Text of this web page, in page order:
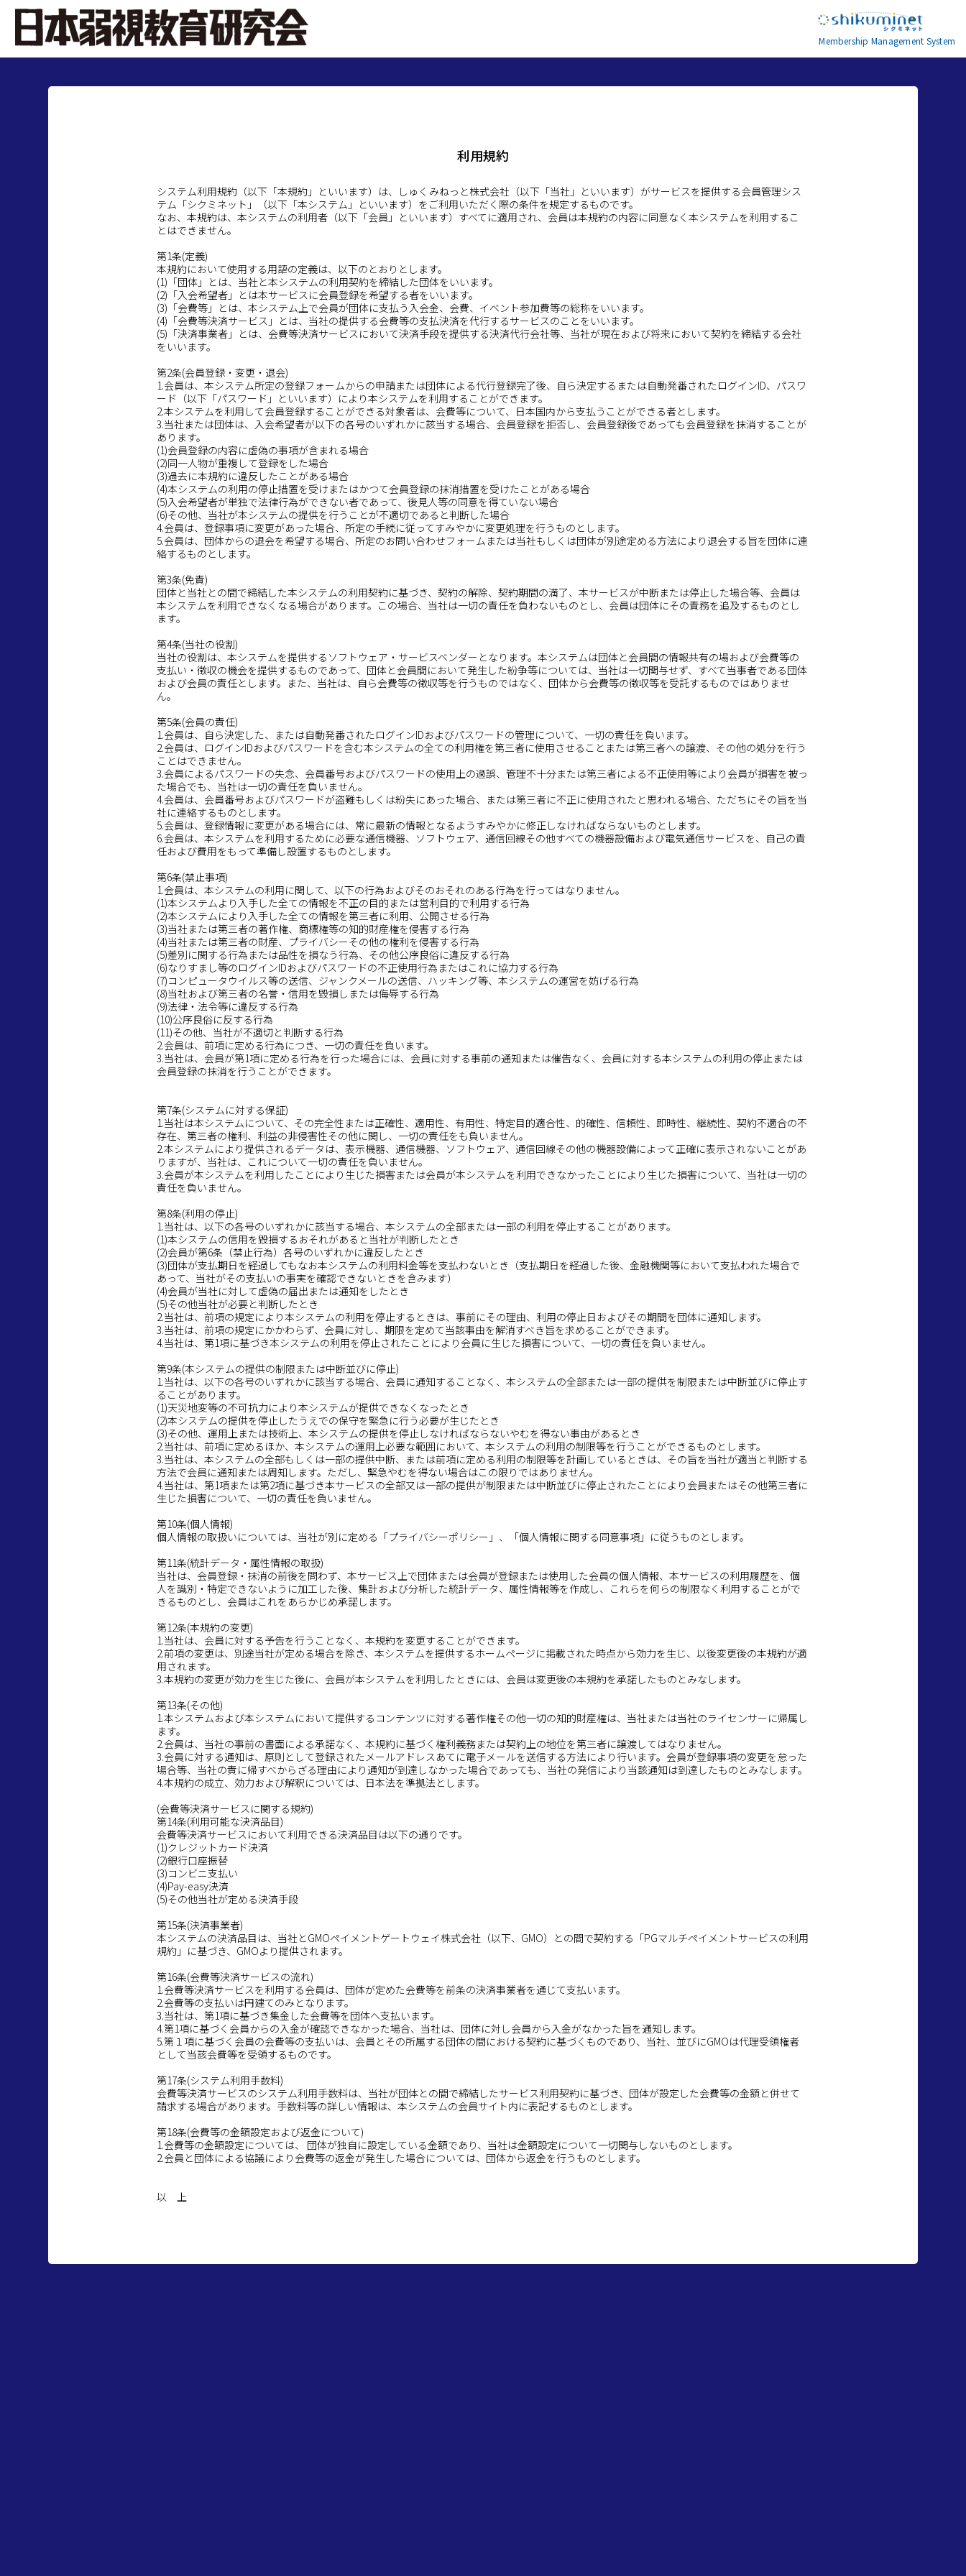
Membership Management System
利用規約
システム利用規約（以下「本規約」といいます）は、しゅくみねっと株式会社（以下「当社」といいます）がサービスを提供する会員管理シス
テム「シクミネット」（以下「本システム」といいます）をご利用いただく際の条件を規定するものです。
なお、本規約は、本システムの利用者（以下「会員」といいます）すべてに適用され、会員は本規約の内容に同意なく本システムを利用するこ
とはできません。
第1条(定義)
本規約において使用する用語の定義は、以下のとおりとします。
(1)「団体」とは、当社と本システムの利用契約を締結した団体をいいます。
(2)「入会希望者」とは本サービスに会員登録を希望する者をいいます。
(3)「会費等」とは、本システム上で会員が団体に支払う入会金、会費、イベント参加費等の総称をいいます。
(4)「会費等決済サービス」とは、当社の提供する会費等の支払決済を代行するサービスのことをいいます。
(5)「決済事業者」とは、会費等決済サービスにおいて決済手段を提供する決済代行会社等、当社が現在および将来において契約を締結する会社
をいいます。
第2条(会員登録・変更・退会)
1.会員は、本システム所定の登録フォームからの申請または団体による代行登録完了後、自ら決定するまたは自動発番されたログインID、パスワ
ード（以下「パスワード」といいます）により本システムを利用することができます。
2.本システムを利用して会員登録することができる対象者は、会費等について、日本国内から支払うことができる者とします。
3.当社または団体は、入会希望者が以下の各号のいずれかに該当する場合、会員登録を拒否し、会員登録後であっても会員登録を抹消することが
あります。
(1)会員登録の内容に虚偽の事項が含まれる場合
(2)同一人物が重複して登録をした場合
(3)過去に本規約に違反したことがある場合
(4)本システムの利用の停止措置を受けまたはかつて会員登録の抹消措置を受けたことがある場合
(5)入会希望者が単独で法律行為ができない者であって、後見人等の同意を得ていない場合
(6)その他、当社が本システムの提供を行うことが不適切であると判断した場合
4.会員は、登録事項に変更があった場合、所定の手続に従ってすみやかに変更処理を行うものとします。
5.会員は、団体からの退会を希望する場合、所定のお問い合わせフォームまたは当社もしくは団体が別途定める方法により退会する旨を団体に連
絡するものとします。
第3条(免責)
団体と当社との間で締結した本システムの利用契約に基づき、契約の解除、契約期間の満了、本サービスが中断または停止した場合等、会員は
本システムを利用できなくなる場合があります。この場合、当社は一切の責任を負わないものとし、会員は団体にその責務を追及するものとし
ます。
第4条(当社の役割)
当社の役割は、本システムを提供するソフトウェア・サービスベンダーとなります。本システムは団体と会員間の情報共有の場および会費等の
支払い・徴収の機会を提供するものであって、団体と会員間において発生した紛争等については、当社は一切関与せず、すべて当事者である団体
および会員の責任とします。また、当社は、自ら会費等の徴収等を行うものではなく、団体から会費等の徴収等を受託するものではありませ
ん。
第5条(会員の責任)
1.会員は、自ら決定した、または自動発番されたログインIDおよびパスワードの管理について、一切の責任を負います。
2.会員は、ログインIDおよびパスワードを含む本システムの全ての利用権を第三者に使用させることまたは第三者への譲渡、その他の処分を行う
ことはできません。
3.会員によるパスワードの失念、会員番号およびパスワードの使用上の過誤、管理不十分または第三者による不正使用等により会員が損害を被っ
た場合でも、当社は一切の責任を負いません。
4.会員は、会員番号およびパスワードが盗難もしくは紛失にあった場合、または第三者に不正に使用されたと思われる場合、ただちにその旨を当
社に連絡するものとします。
5.会員は、登録情報に変更がある場合には、常に最新の情報となるようすみやかに修正しなければならないものとします。
6.会員は、本システムを利用するために必要な通信機器、ソフトウェア、通信回線その他すべての機器設備および電気通信サービスを、自己の責
任および費用をもって準備し設置するものとします。
第6条(禁止事項)
1.会員は、本システムの利用に関して、以下の行為およびそのおそれのある行為を行ってはなりません。
(1)本システムより入手した全ての情報を不正の目的または営利目的で利用する行為
(2)本システムにより入手した全ての情報を第三者に利用、公開させる行為
(3)当社または第三者の著作権、商標権等の知的財産権を侵害する行為
(4)当社または第三者の財産、プライバシーその他の権利を侵害する行為
(5)差別に関する行為または品性を損なう行為、その他公序良俗に違反する行為
(6)なりすまし等のログインIDおよびパスワードの不正使用行為またはこれに協力する行為
(7)コンピュータウイルス等の送信、ジャンクメールの送信、ハッキング等、本システムの運営を妨げる行為
(8)当社および第三者の名誉・信用を毀損しまたは侮辱する行為
(9)法律・法令等に違反する行為
(10)公序良俗に反する行為
(11)その他、当社が不適切と判断する行為
2.会員は、前項に定める行為につき、一切の責任を負います。
3.当社は、会員が第1項に定める行為を行った場合には、会員に対する事前の通知または催告なく、会員に対する本システムの利用の停止または
会員登録の抹消を行うことができます。
第7条(システムに対する保証)
1.当社は本システムについて、その完全性または正確性、適用性、有用性、特定目的適合性、的確性、信頼性、即時性、継続性、契約不適合の不
存在、第三者の権利、利益の非侵害性その他に関し、一切の責任をも負いません。
2.本システムにより提供されるデータは、表示機器、通信機器、ソフトウェア、通信回線その他の機器設備によって正確に表示されないことがあ
りますが、当社は、これについて一切の責任を負いません。
3.会員が本システムを利用したことにより生じた損害または会員が本システムを利用できなかったことにより生じた損害について、当社は一切の
責任を負いません。
第8条(利用の停止)
1.当社は、以下の各号のいずれかに該当する場合、本システムの全部または一部の利用を停止することがあります。
(1)本システムの信用を毀損するおそれがあると当社が判断したとき
(2)会員が第6条（禁止行為）各号のいずれかに違反したとき
(3)団体が支払期日を経過してもなお本システムの利用料金等を支払わないとき（支払期日を経過した後、金融機関等において支払われた場合で
あって、当社がその支払いの事実を確認できないときを含みます）
(4)会員が当社に対して虚偽の届出または通知をしたとき
(5)その他当社が必要と判断したとき
2.当社は、前項の規定により本システムの利用を停止するときは、事前にその理由、利用の停止日およびその期間を団体に通知します。
3.当社は、前項の規定にかかわらず、会員に対し、期限を定めて当該事由を解消すべき旨を求めることができます。
4.当社は、第1項に基づき本システムの利用を停止されたことにより会員に生じた損害について、一切の責任を負いません。
第9条(本システムの提供の制限または中断並びに停止)
1.当社は、以下の各号のいずれかに該当する場合、会員に通知することなく、本システムの全部または一部の提供を制限または中断並びに停止す
ることがあります。
(1)天災地変等の不可抗力により本システムが提供できなくなったとき
(2)本システムの提供を停止したうえでの保守を緊急に行う必要が生じたとき
(3)その他、運用上または技術上、本システムの提供を停止しなければならないやむを得ない事由があるとき
2.当社は、前項に定めるほか、本システムの運用上必要な範囲において、本システムの利用の制限等を行うことができるものとします。
3.当社は、本システムの全部もしくは一部の提供中断、または前項に定める利用の制限等を計画しているときは、その旨を当社が適当と判断する
方法で会員に通知または周知します。ただし、緊急やむを得ない場合はこの限りではありません。
4.当社は、第1項または第2項に基づき本サービスの全部又は一部の提供が制限または中断並びに停止されたことにより会員またはその他第三者に
生じた損害について、一切の責任を負いません。
第10条(個人情報)
個人情報の取扱いについては、当社が別に定める「プライバシーポリシー」、「個人情報に関する同意事項」に従うものとします。
第11条(統計データ・属性情報の取扱)
当社は、会員登録・抹消の前後を問わず、本サービス上で団体または会員が登録または使用した会員の個人情報、本サービスの利用履歴を、個
人を識別・特定できないように加工した後、集計および分析した統計データ、属性情報等を作成し、これらを何らの制限なく利用することがで
きるものとし、会員はこれをあらかじめ承諾します。
第12条(本規約の変更)
1.当社は、会員に対する予告を行うことなく、本規約を変更することができます。
2.前項の変更は、別途当社が定める場合を除き、本システムを提供するホームページに掲載された時点から効力を生じ、以後変更後の本規約が適
用されます。
3.本規約の変更が効力を生じた後に、会員が本システムを利用したときには、会員は変更後の本規約を承諾したものとみなします。
第13条(その他)
1.本システムおよび本システムにおいて提供するコンテンツに対する著作権その他一切の知的財産権は、当社または当社のライセンサーに帰属し
ます。
2.会員は、当社の事前の書面による承諾なく、本規約に基づく権利義務または契約上の地位を第三者に譲渡してはなりません。
3.会員に対する通知は、原則として登録されたメールアドレスあてに電子メールを送信する方法により行います。会員が登録事項の変更を怠った
場合等、当社の責に帰すべからざる理由により通知が到達しなかった場合であっても、当社の発信により当該通知は到達したものとみなします。
4.本規約の成立、効力および解釈については、日本法を準拠法とします。
(会費等決済サービスに関する規約)
第14条(利用可能な決済品目)
会費等決済サービスにおいて利用できる決済品目は以下の通りです。
(1)クレジットカード決済
(2)銀行口座振替
(3)コンビニ支払い
(4)Pay-easy決済
(5)その他当社が定める決済手段
第15条(決済事業者)
本システムの決済品目は、当社とGMOペイメントゲートウェイ株式会社（以下、GMO）との間で契約する「PGマルチペイメントサービスの利用
規約」に基づき、GMOより提供されます。
第16条(会費等決済サービスの流れ)
1.会費等決済サービスを利用する会員は、団体が定めた会費等を前条の決済事業者を通じて支払います。
2.会費等の支払いは円建てのみとなります。
3.当社は、第1項に基づき集金した会費等を団体へ支払います。
4.第1項に基づく会員からの入金が確認できなかった場合、当社は、団体に対し会員から入金がなかった旨を通知します。
5.第１項に基づく会員の会費等の支払いは、会員とその所属する団体の間における契約に基づくものであり、当社、並びにGMOは代理受領権者
として当該会費等を受領するものです。
第17条(システム利用手数料)
会費等決済サービスのシステム利用手数料は、当社が団体との間で締結したサービス利用契約に基づき、団体が設定した会費等の金額と併せて
請求する場合があります。手数料等の詳しい情報は、本システムの会員サイト内に表記するものとします。
第18条(会費等の金額設定および返金について)
1.会費等の金額設定については、 団体が独自に設定している金額であり、当社は金額設定について一切関与しないものとします。
2.会員と団体による協議により会費等の返金が発生した場合については、団体から返金を行うものとします。
以 上